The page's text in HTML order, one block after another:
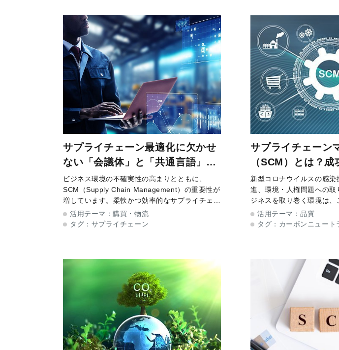
サプライチェーン最適化に欠かせ
ない「会議体」と「共通言語」。
より良い収益体制を築くための
S&OP実践法
ビジネス環境の不確実性の高まりとともに、
SCM（Supply Chain Management）の重要性が
増しています。柔軟かつ効率的なサプライチェー
ンを構築し、より良い収益体制を確立するには、
どのような取り組みが求められるでしょうか。複
活用テーマ： 購買・物流
タグ： サプライチェーン
サプライチェーン
（SCM）とは？
ポイント
新型コロナウイルスの感
進、環境・人権問題への
ジネスを取り巻く環境は、
く変化しています。 また
は、Z世代と呼ばれる若者
活用テーマ：品質
タグ： カーボンニュート